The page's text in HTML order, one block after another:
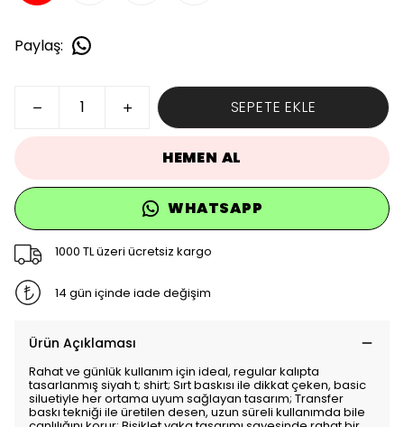
Paylaş:
SEPETE EKLE
HEMEN AL
WHATSAPP
1000 TL üzeri ücretsiz kargo
14 gün içinde iade değişim
Ürün Açıklaması
Rahat ve günlük kullanım için ideal, regular kalıpta
tasarlanmış siyah t; shirt; Sırt baskısı ile dikkat çeken, basic
siluetiyle her ortama uyum sağlayan tasarım; Transfer
baskı tekniği ile üretilen desen, uzun süreli kullanımda bile